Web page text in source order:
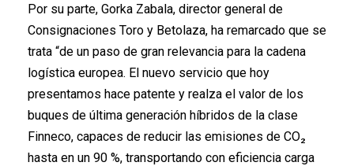
Por su parte, Gorka Zabala, director general de
Consignaciones Toro y Betolaza, ha remarcado que se
trata “de un paso de gran relevancia para la cadena
logística europea. El nuevo servicio que hoy
presentamos hace patente y realza el valor de los
buques de última generación híbridos de la clase
Finneco, capaces de reducir las emisiones de CO₂
hasta en un 90 %, transportando con eficiencia carga